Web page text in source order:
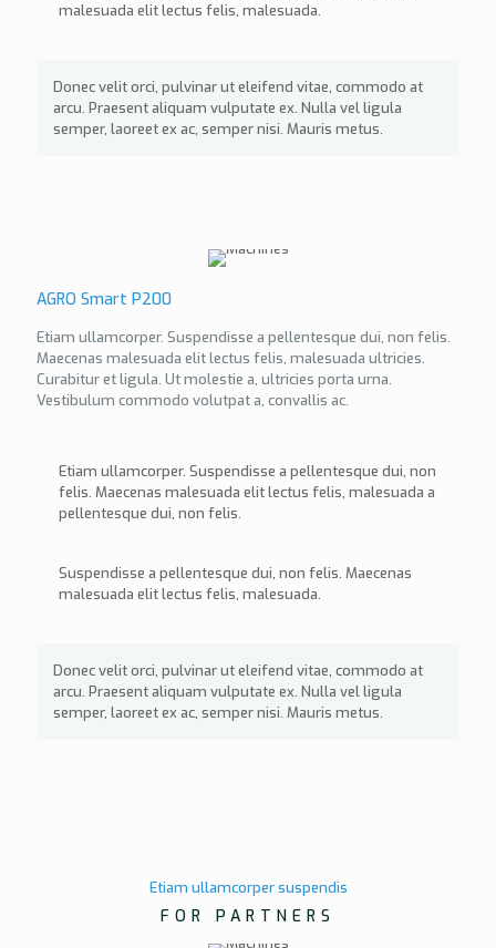
malesuada elit lectus felis, malesuada.
Donec velit orci, pulvinar ut eleifend vitae, commodo at
arcu. Praesent aliquam vulputate ex. Nulla vel ligula
semper, laoreet ex ac, semper nisi. Mauris metus.
AGRO Smart P200
Etiam ullamcorper. Suspendisse a pellentesque dui, non felis.
Maecenas malesuada elit lectus felis, malesuada ultricies.
Curabitur et ligula. Ut molestie a, ultricies porta urna.
Vestibulum commodo volutpat a, convallis ac.
Etiam ullamcorper. Suspendisse a pellentesque dui, non
felis. Maecenas malesuada elit lectus felis, malesuada a
pellentesque dui, non felis.
Suspendisse a pellentesque dui, non felis. Maecenas
malesuada elit lectus felis, malesuada.
Donec velit orci, pulvinar ut eleifend vitae, commodo at
arcu. Praesent aliquam vulputate ex. Nulla vel ligula
semper, laoreet ex ac, semper nisi. Mauris metus.
Etiam ullamcorper suspendis
FOR PARTNERS